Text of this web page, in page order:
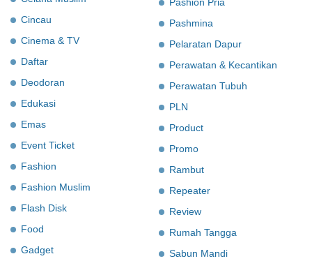
Cincau
Cinema & TV
Daftar
Deodoran
Edukasi
Emas
Event Ticket
Fashion
Fashion Muslim
Flash Disk
Food
Gadget
Pashmina
Pelaratan Dapur
Perawatan & Kecantikan
Perawatan Tubuh
PLN
Product
Promo
Rambut
Repeater
Review
Rumah Tangga
Sabun Mandi